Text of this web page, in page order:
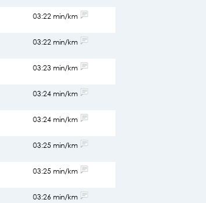
03:22 min/km
03:22 min/km
03:23 min/km
03:24 min/km
03:24 min/km
03:25 min/km
03:25 min/km
03:26 min/km